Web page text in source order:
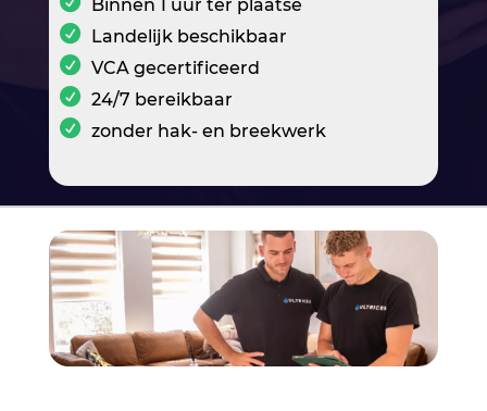
Binnen 1 uur ter plaatse
Landelijk beschikbaar
VCA gecertificeerd
24/7 bereikbaar
zonder hak- en breekwerk